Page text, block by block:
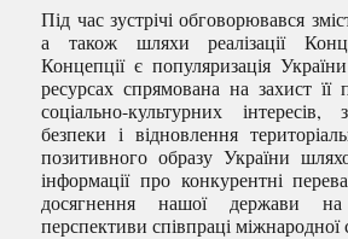
Під час зустрічі обговорювався
а також шляхи реалізації
Концепції є популяризація
ресурсах спрямована на захист її
соціально-культурних інтересів,
безпеки і відновлення
позитивного образу України
інформації про конкурентні
досягнення нашої держави
перспективи співпраці